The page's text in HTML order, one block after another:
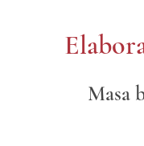
Masa